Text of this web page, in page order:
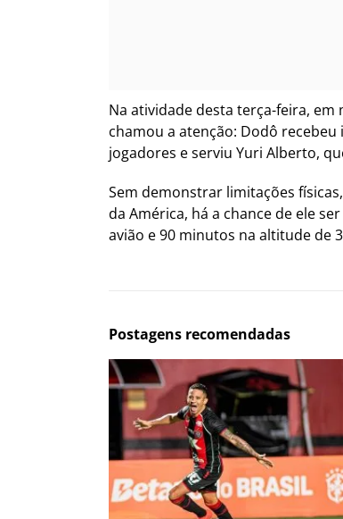
Na atividade desta terça-feira,
chamou a atenção: Dodô
jogadores e serviu Yuri Alberto,
Sem demonstrar limitações
da América, há a chance de ele
avião e 90 minutos na altitude de
Postagens recomendadas